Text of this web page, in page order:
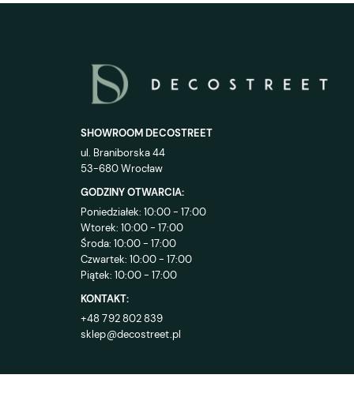
SHOWROOM DECOSTREET
ul. Braniborska 44
53-680 Wrocław
GODZINY OTWARCIA:
Poniedziałek: 10:00 - 17:00
Wtorek: 10:00 - 17:00
Środa: 10:00 - 17:00
Czwartek: 10:00 - 17:00
Piątek: 10:00 - 17:00
KONTAKT:
+48 792 802 839
sklep@decostreet.pl